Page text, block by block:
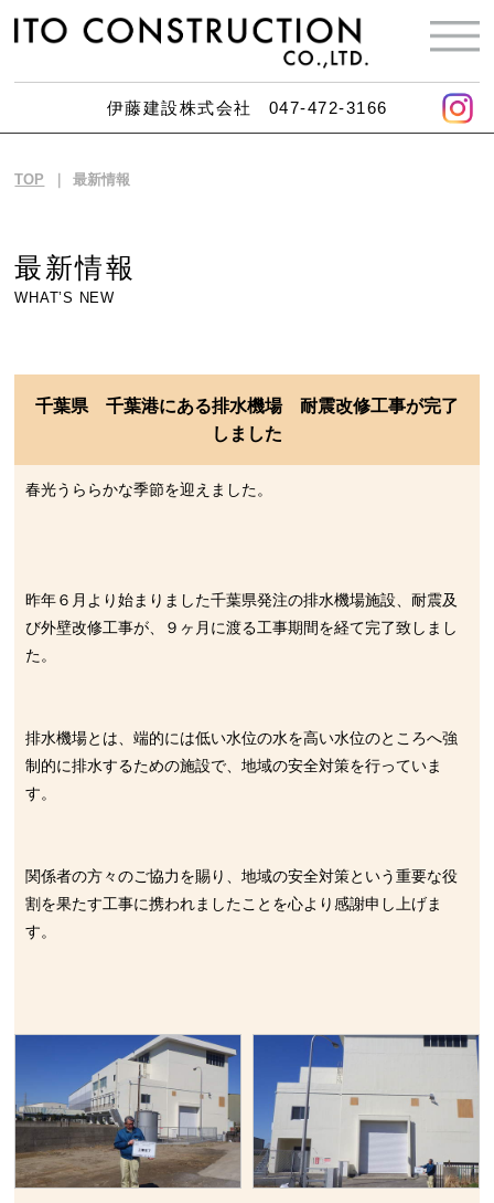
伊藤建設株式会社 047-472-3166
TOP 最新情報
最新情報
WHAT’S NEW
千葉県 千葉港にある排水機場 耐震改修工事が完了
しました
春光うららかな季節を迎えました。
昨年６月より始まりました千葉県発注の排水機場施設、耐震及
び外壁改修工事が、９ヶ月に渡る工事期間を経て完了致しまし
た。
排水機場とは、端的には低い水位の水を高い水位のところへ強
制的に排水するための施設で、地域の安全対策を行っていま
す。
関係者の方々のご協力を賜り、地域の安全対策という重要な役
割を果たす工事に携われましたことを心より感謝申し上げま
す。